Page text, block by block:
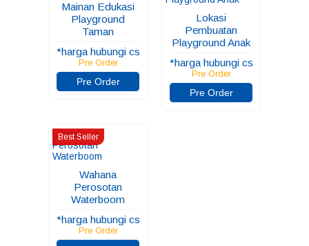
Mainan Edukasi
Playground
Taman
*harga hubungi cs
Pre Order
Pre Order
Lokasi
Pembuatan
Playground Anak
*harga hubungi cs
Pre Order
Pre Order
Best Seller
Wahana
Perosotan
Waterboom
*harga hubungi cs
Pre Order